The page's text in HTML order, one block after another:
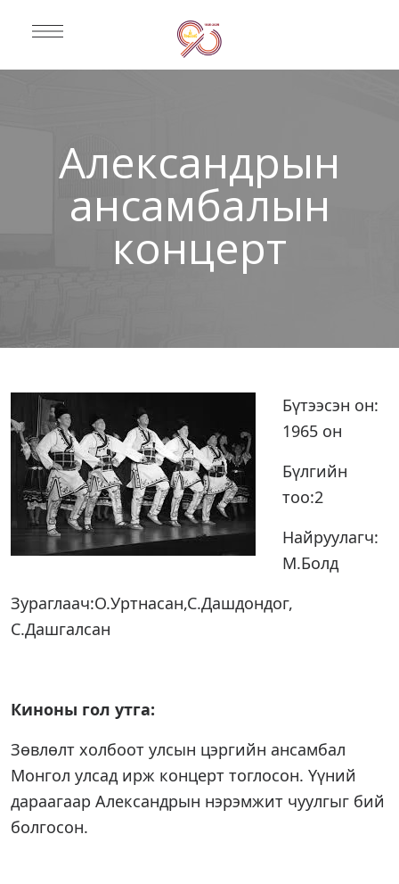
Александрын
ансамбалын
концерт
Бүтээсэн он:
1965 он
Бүлгийн
тоо:2
Найруулагч:
М.Болд
Зураглаач:О.Уртнасан,С.Дашдондог,
С.Дашгалсан
Киноны гол утга:
Зөвлөлт холбоот улсын цэргийн ансамбал
Монгол улсад ирж концерт тоглосон. Үүний
дараагаар Александрын нэрэмжит чуулгыг бий
болгосон.